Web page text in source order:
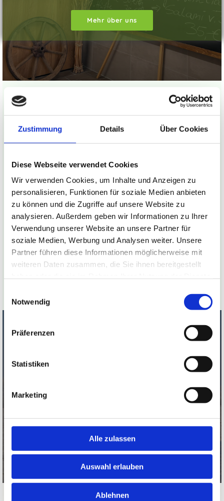
Zustimmung Details Über Cookies
Diese Webseite verwendet Cookies
Wir verwenden Cookies, um Inhalte und Anzeigen zu
personalisieren, Funktionen für soziale Medien anbieten
zu können und die Zugriffe auf unsere Website zu
analysieren. Außerdem geben wir Informationen zu Ihrer
Verwendung unserer Website an unsere Partner für
soziale Medien, Werbung und Analysen weiter. Unsere
Partner führen diese Informationen möglicherweise mit
weiteren Daten zusammen, die Sie ihnen bereitgestellt
Notwendig
Präferenzen
Statistiken
Marketing
Alle zulassen
Auswahl erlauben
Ablehnen
Mehr über uns
Aktuelle Informationen
Nächster Versandtermin:
Tiefgekühlte Ware ist bei uns immer zur
Selbstabholung verfügbar.
Abhol/Öffnungszeiten
Freitag 15:00 Uhr - 18:00 Uhr
nachhaltigen Landwirtschaft
Unsere Galloways sind das Herzstück unseres
und der beeindruckenden Robustheit passen